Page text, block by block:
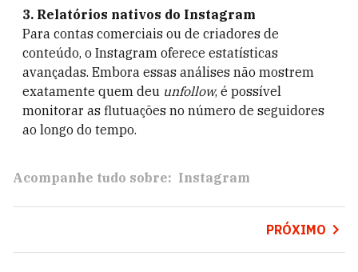
3. Relatórios nativos do Instagram
Para contas comerciais ou de criadores de
conteúdo, o Instagram oferece estatísticas
avançadas. Embora essas análises não mostrem
exatamente quem deu unfollow, é possível
monitorar as flutuações no número de seguidores
ao longo do tempo.
Acompanhe tudo sobre: Instagram
PRÓXIMO